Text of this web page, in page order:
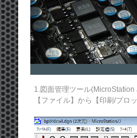
1.図面管理ツール(MicroStation
【ファイル】から【印刷/プロ